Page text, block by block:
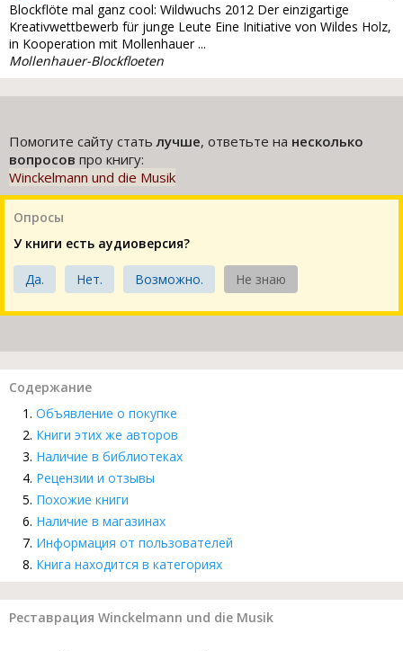
Blockflöte mal ganz cool: Wildwuchs 2012 Der einzigartige
Kreativwettbewerb für junge Leute Eine Initiative von Wildes Holz,
in Kooperation mit Mollenhauer ...
Mollenhauer-Blockfloeten
Помогите сайту статьлучше, ответьте на несколько
вопросов про книгу:
Winckelmann und die Musik
Опросы
У книги есть аудиоверсия?
Да. Нет. Возможно. Не знаю
Содержание
Объявление о покупке
Книги этих же авторов
Наличие в библиотеках
Рецензии и отзывы
Похожие книги
Наличие в магазинах
Информация от пользователей
Книга находится в категориях
Реставрация Winckelmann und die Musik